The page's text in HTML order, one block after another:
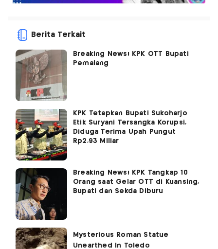
Berita Terkait
Breaking News! KPK OTT Bupati
Pemalang
KPK Tetapkan Bupati Sukoharjo
Etik Suryani Tersangka Korupsi,
Diduga Terima Upah Pungut
Rp2,93 Miliar
Breaking News! KPK Tangkap 10
Orang saat Gelar OTT di Kuansing,
Bupati dan Sekda Diburu